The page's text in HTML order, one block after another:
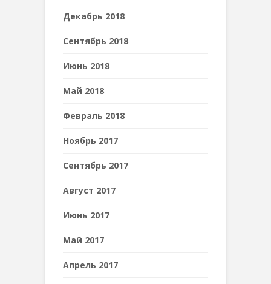
Декабрь 2018
Сентябрь 2018
Июнь 2018
Май 2018
Февраль 2018
Ноябрь 2017
Сентябрь 2017
Август 2017
Июнь 2017
Май 2017
Апрель 2017